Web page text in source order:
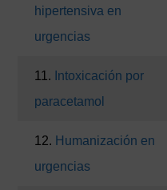
hipertensiva en
urgencias
11. Intoxicación por
paracetamol
12. Humanización en
urgencias